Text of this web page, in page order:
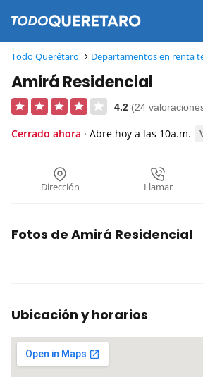
Todo Querétaro Departamentos en renta
Amirá Residencial
4.2 (24
Cerrado ahora · Abre hoy a las 10a.m.
Dirección Llamar
Fotos de Amirá Residencial
Ubicación y horarios